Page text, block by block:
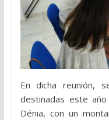
En dicha reunión,
destinadas este
Dénia, con un